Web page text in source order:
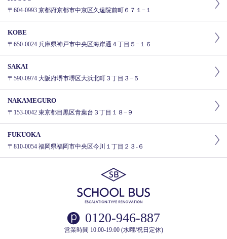
〒604-0993 京都府京都市中京区久遠院前町６７１−１
KOBE
〒650-0024 兵庫県神戸市中央区海岸通４丁目５−１６
SAKAI
〒590-0974 大阪府堺市堺区大浜北町３丁目３−５
NAKAMEGURO
〒153-0042 東京都目黒区青葉台３丁目１８−９
FUKUOKA
〒810-0054 福岡県福岡市中央区今川１丁目２３-６
0120-946-887
営業時間 10:00-19:00 (水曜/祝日定休)